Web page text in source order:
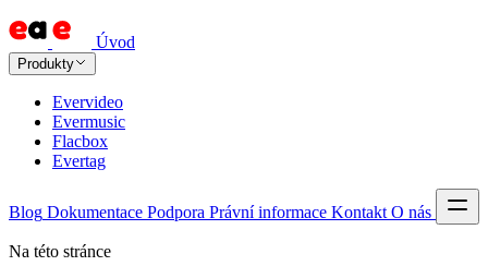
Úvod
Produkty
Evervideo
Evermusic
Flacbox
Evertag
Blog Dokumentace Podpora Právní informace Kontakt O nás
Na této stránce